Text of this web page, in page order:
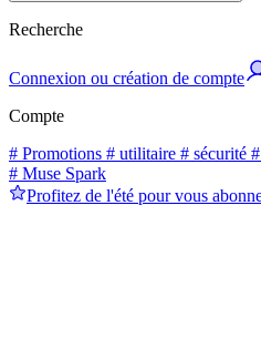
Recherche
Connexion ou création de compte
Compte
# Promotions # utilitaire # sécurité
# Muse Spark
Profitez de l'été pour vous